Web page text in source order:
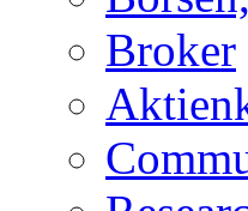
Broker